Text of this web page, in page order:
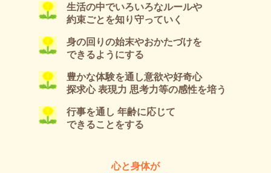
生活の中でいろいろなルールや
約束ごとを知り守っていく
身の回りの始末やおかたづけを
できるようにする
豊かな体験を通し意欲や好奇心
探求心 表現力 思考力等の感性を培う
行事を通し 年齢に応じて
できることをする
心と身体が